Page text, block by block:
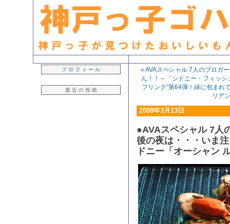
プ ロ フ ィ ー ル
最 近 の 投 稿
« AVAスペシャル 7人のブロガ
ん！！～「シドニー・フィッシ
フリンク”第64弾！緑に包まれ
リア
2008年3月13日
●AVAスペシャル 7人
後の夜は・・・いま
ドニー「オーシャン